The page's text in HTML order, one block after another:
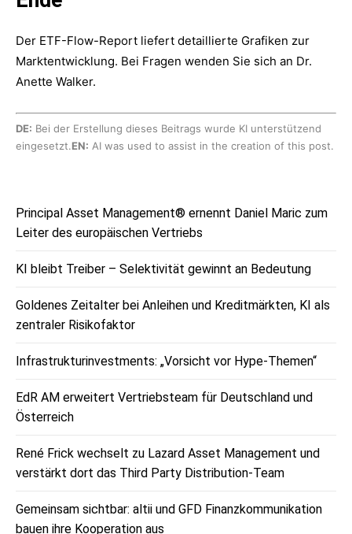
Der ETF-Flow-Report liefert detaillierte Grafiken zur
Marktentwicklung. Bei Fragen wenden Sie sich an Dr.
Anette Walker.
DE: Bei der Erstellung dieses Beitrags wurde KI unterstützend
eingesetzt.EN: AI was used to assist in the creation of this post.
Principal Asset Management® ernennt Daniel Maric zum
Leiter des europäischen Vertriebs
KI bleibt Treiber – Selektivität gewinnt an Bedeutung
Goldenes Zeitalter bei Anleihen und Kreditmärkten, KI als
zentraler Risikofaktor
Infrastrukturinvestments: „Vorsicht vor Hype-Themen“
EdR AM erweitert Vertriebsteam für Deutschland und
Österreich
René Frick wechselt zu Lazard Asset Management und
verstärkt dort das Third Party Distribution-Team
Gemeinsam sichtbar: altii und GFD Finanzkommunikation
bauen ihre Kooperation aus